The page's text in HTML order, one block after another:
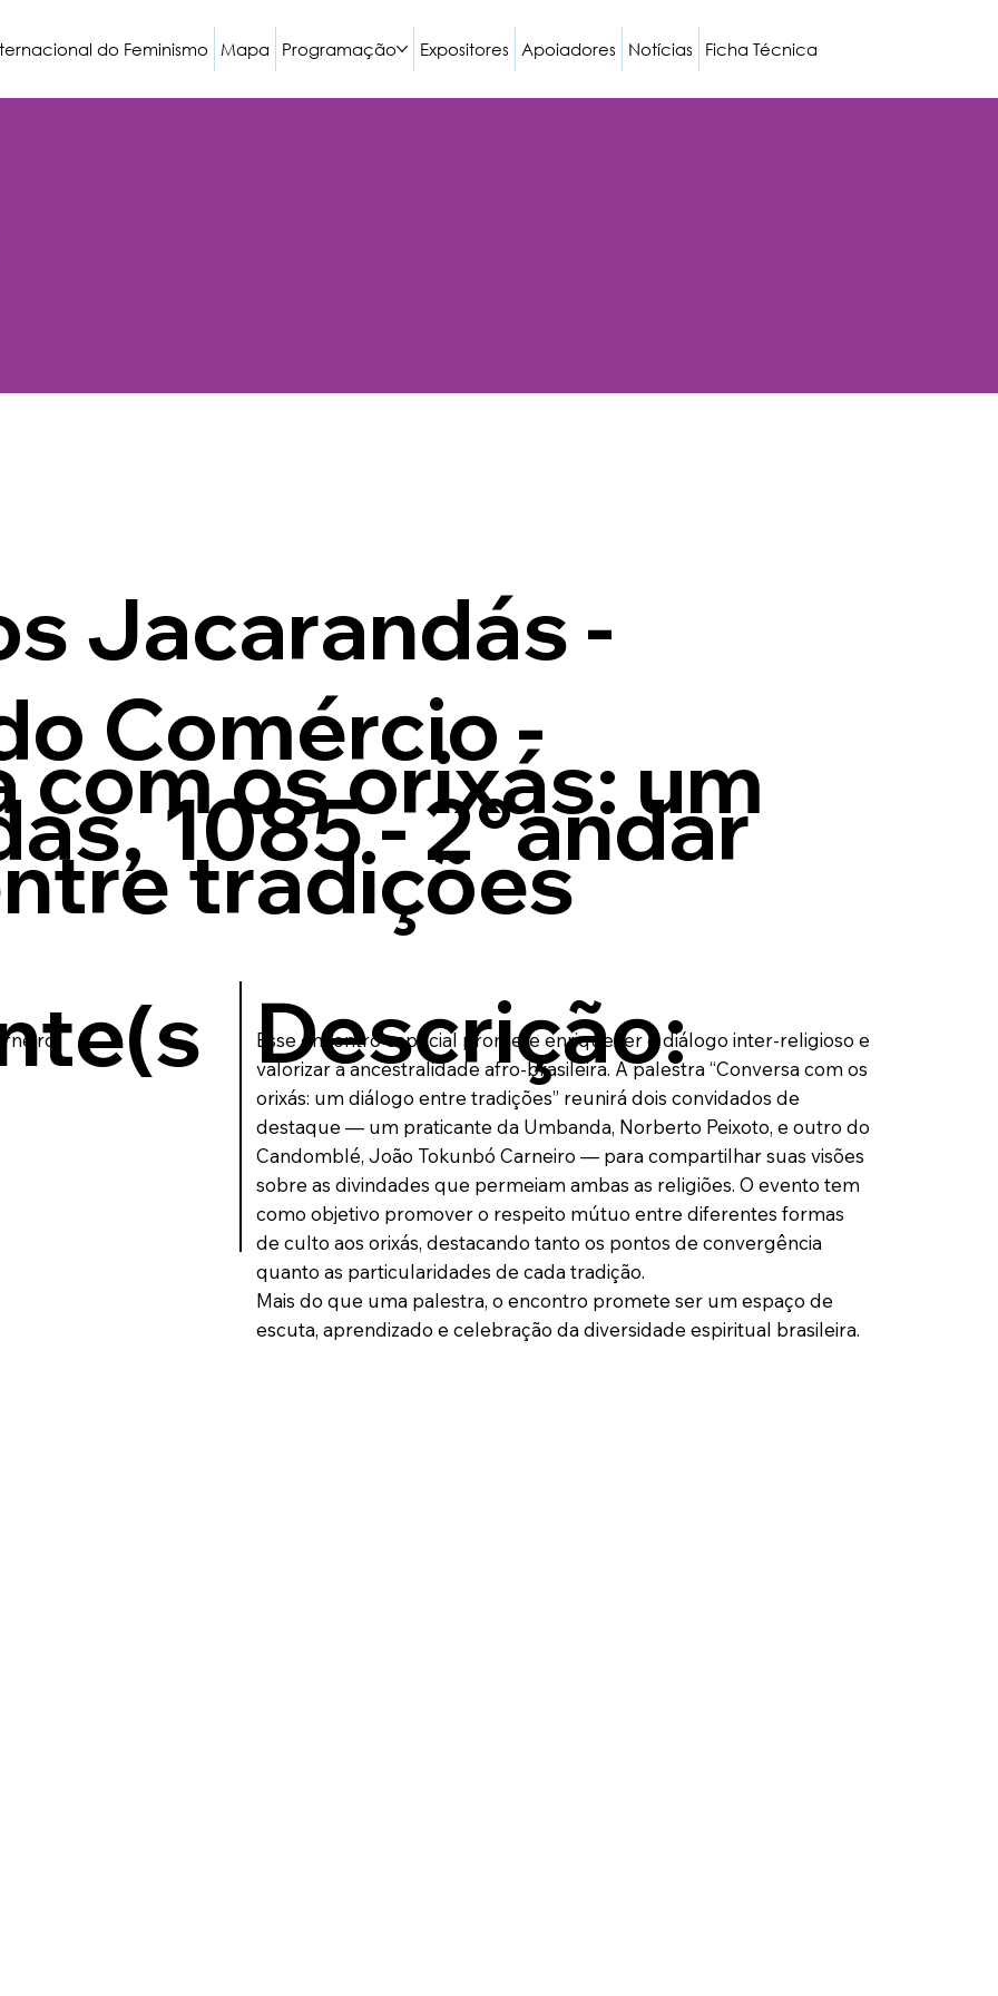
do Feminismo Mapa Programação Expositores Apoiadores Notícias Ficha Técnica
Jacarandás -
Comércio -
1085 - 2°andar
com os orixás: um
tradições
Descrição:
Esse encontro especial promete enriquecer o diálogo inter-religioso e
valorizar a ancestralidade afro-brasileira. A palestra “Conversa com os
orixás: um diálogo entre tradições” reunirá dois convidados de
destaque — um praticante da Umbanda, Norberto Peixoto, e outro do
Candomblé, João Tokunbó Carneiro — para compartilhar suas visões
sobre as divindades que permeiam ambas as religiões. O evento tem
como objetivo promover o respeito mútuo entre diferentes formas
de culto aos orixás, destacando tanto os pontos de convergência
quanto as particularidades de cada tradição.
Mais do que uma palestra, o encontro promete ser um espaço de
escuta, aprendizado e celebração da diversidade espiritual brasileira.